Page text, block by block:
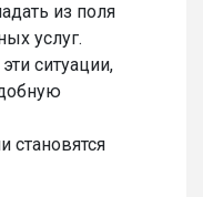
из поля
услуг.
ситуации,
становятся